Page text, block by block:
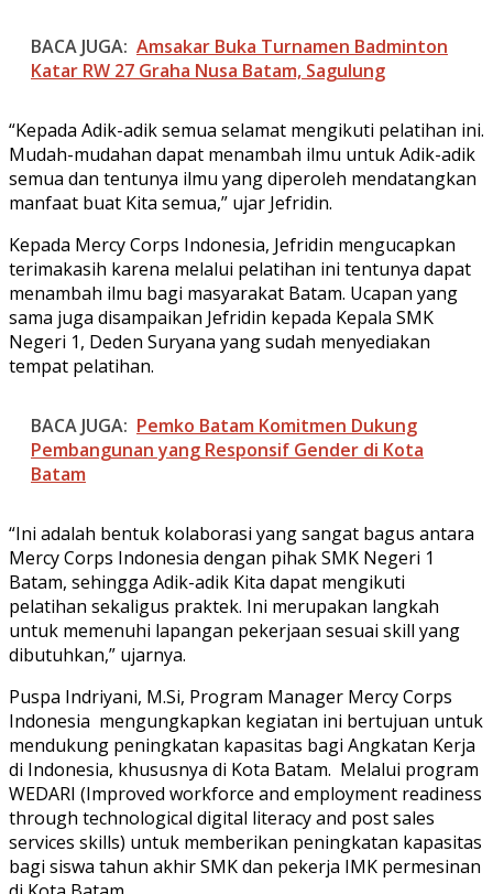
BACA JUGA: Amsakar Buka Turnamen Badminton
Katar RW 27 Graha Nusa Batam, Sagulung
“Kepada Adik-adik semua selamat mengikuti pelatihan ini.
Mudah-mudahan dapat menambah ilmu untuk Adik-adik
semua dan tentunya ilmu yang diperoleh mendatangkan
manfaat buat Kita semua,” ujar Jefridin.
Kepada Mercy Corps Indonesia, Jefridin mengucapkan
terimakasih karena melalui pelatihan ini tentunya dapat
menambah ilmu bagi masyarakat Batam. Ucapan yang
sama juga disampaikan Jefridin kepada Kepala SMK
Negeri 1, Deden Suryana yang sudah menyediakan
tempat pelatihan.
BACA JUGA: Pemko Batam Komitmen Dukung
Pembangunan yang Responsif Gender di Kota
Batam
“Ini adalah bentuk kolaborasi yang sangat bagus antara
Mercy Corps Indonesia dengan pihak SMK Negeri 1
Batam, sehingga Adik-adik Kita dapat mengikuti
pelatihan sekaligus praktek. Ini merupakan langkah
untuk memenuhi lapangan pekerjaan sesuai skill yang
dibutuhkan,” ujarnya.
Puspa Indriyani, M.Si, Program Manager Mercy Corps
Indonesia mengungkapkan kegiatan ini bertujuan untuk
mendukung peningkatan kapasitas bagi Angkatan Kerja
di Indonesia, khususnya di Kota Batam. Melalui program
WEDARI (Improved workforce and employment readiness
through technological digital literacy and post sales
services skills) untuk memberikan peningkatan kapasitas
bagi siswa tahun akhir SMK dan pekerja IMK permesinan